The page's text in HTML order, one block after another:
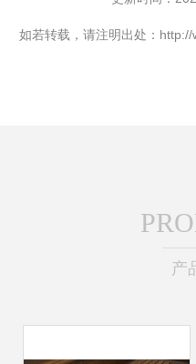
如若转载，请注明出处：
产